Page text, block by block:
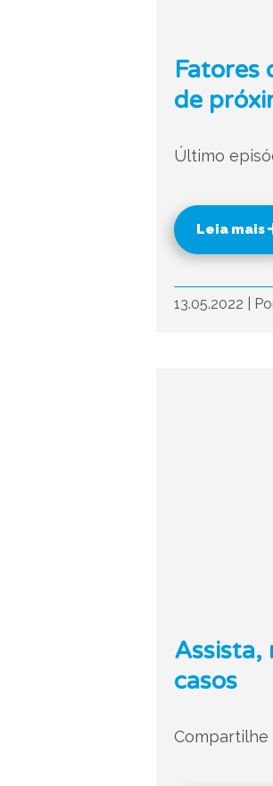
Fatores
de
Último
Leia mais
13.05.2022
Assista,
casos
Compartilhe